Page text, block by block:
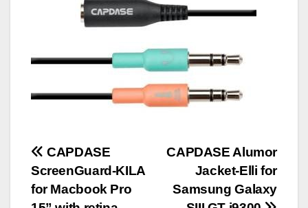
文
章
CAPDASE Alumor
Jacket-Elli for
Samsung Galaxy
CAPDASE
ScreenGuard-KILA
for Macbook Pro